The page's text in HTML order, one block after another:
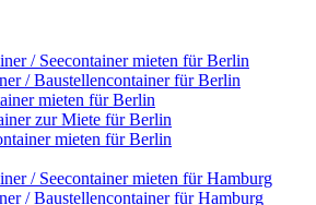
/ Seecontainer mieten für Berlin
/ Baustellencontainer für Berlin
mieten für Berlin
zur Miete für Berlin
mieten für Berlin
/ Seecontainer mieten für Hamburg
/ Baustellencontainer für Hamburg